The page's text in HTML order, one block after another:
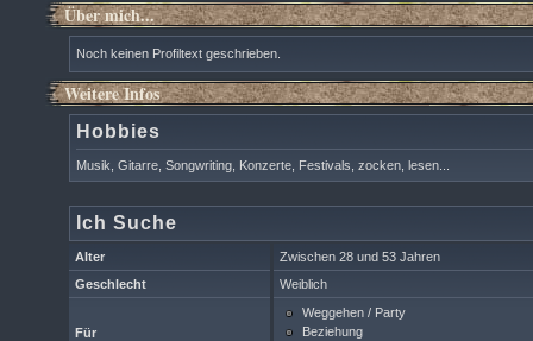
Über mich...
Noch keinen Profiltext geschrieben.
Weitere Infos
Hobbies
Musik, Gitarre, Songwriting, Konzerte, Festivals, zocken, lesen...
Ich Suche
Alter
Zwischen 28 und 53 Jahren
Geschlecht
Weiblich
Für
Weggehen / Party
Beziehung